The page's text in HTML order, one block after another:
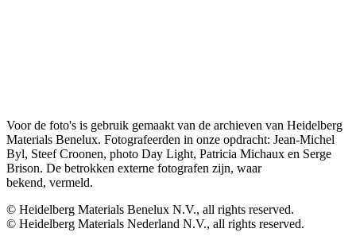
Voor de foto's is gebruik gemaakt van de archieven van Heidelberg
Materials Benelux. Fotografeerden in onze opdracht: Jean-Michel
Byl, Steef Croonen, photo Day Light, Patricia Michaux en Serge
Brison. De betrokken externe fotografen zijn, waar
bekend, vermeld.
© Heidelberg Materials Benelux N.V., all rights reserved.
© Heidelberg Materials Nederland N.V., all rights reserved.